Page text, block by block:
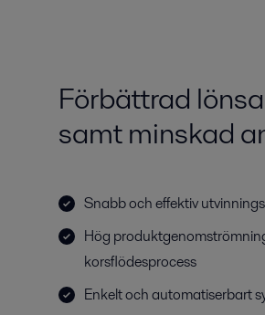
Förbättrad
samt minskad
Snabb och effektiv
Hög
korsflödesprocess
Enkelt och automatiserbart